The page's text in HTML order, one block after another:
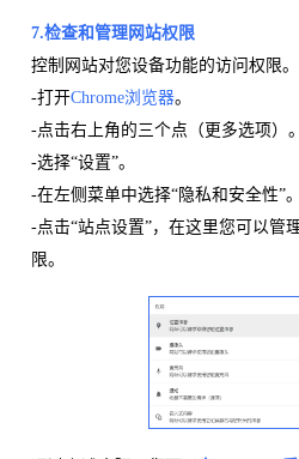
7.检查和管理网站权限
控制网站对您设备功能的访问权限。
-打开Chrome浏览器。
-点击右上角的三个点（更多选项）。
-选择“设置”。
-在左侧菜单中选择“隐私和安全性”。
-点击“站点设置”，在这里您可以管
限。